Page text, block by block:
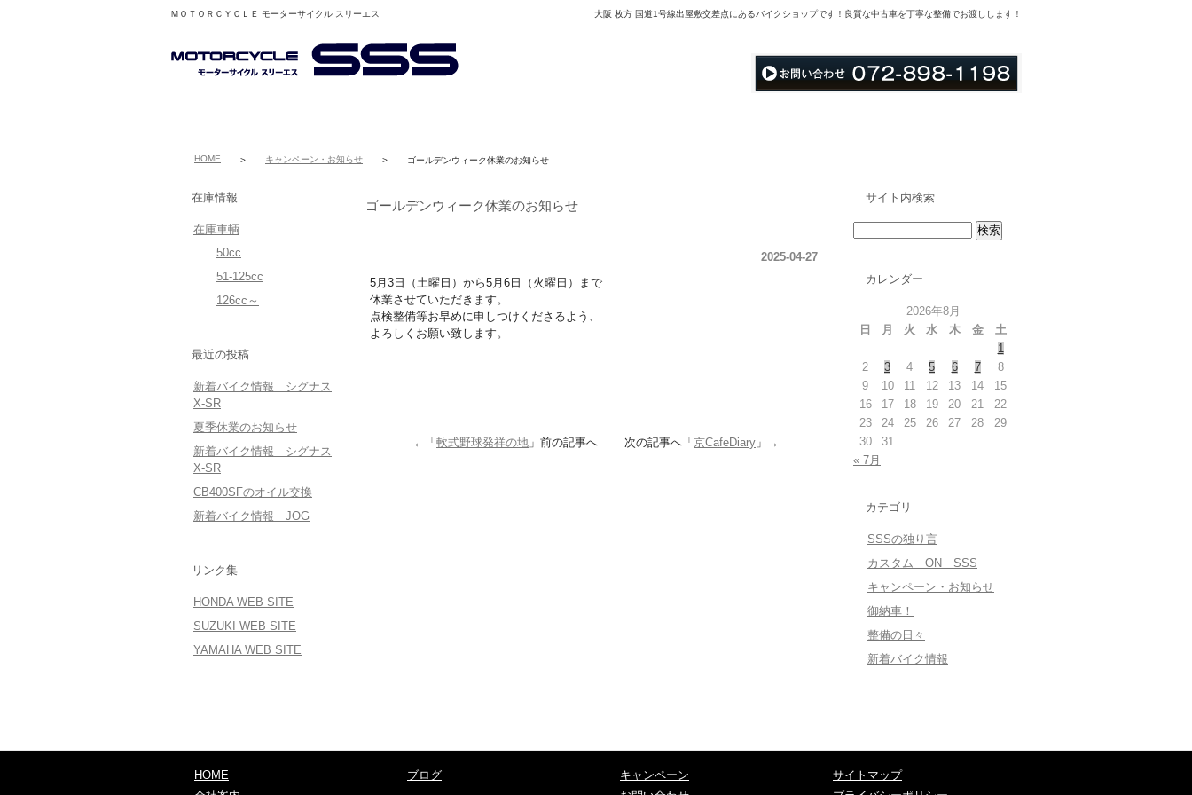
ＭＯＴＯＲＣＹＣＬＥ モーターサイクル スリーエス 大阪 枚方 国道1号線出屋敷交差点にあるバイクショップです！良質な中古車を丁寧な整備でお渡しします！
HOME > キャンペーン・お知らせ > ゴールデンウィーク休業のお知らせ
ゴールデンウィーク休業のお知らせ
2025-04-27
5月3日（土曜日）から5月6日（火曜日）まで
休業させていただきます。
点検整備等お早めに申しつけくださるよう、
よろしくお願い致します。
←「 軟式野球発祥の地 」前の記事へ 次の記事へ「 京CafeDiary 」→
サイト内検索
カレンダー
2026年8月
日
月 火 水 木 金
土
1
2
3 4 5 6 7
8
9
10 11 12 13 14
15
16
17 18 19 20 21
22
23
24 25 26 27 28
29
30
31
« 7月
カテゴリ
SSSの独り言
カスタム ON SSS
キャンペーン・お知らせ
御納車！
整備の日々
新着バイク情報
在庫情報
在庫車輌
50cc
51-125cc
126cc～
最近の投稿
新着バイク情報 シグナス
X-SR
夏季休業のお知らせ
新着バイク情報 シグナス
X-SR
CB400SFのオイル交換
新着バイク情報 JOG
リンク集
HONDA WEB SITE
SUZUKI WEB SITE
YAMAHA WEB SITE
HOME
ブログ
キャンペーン
サイトマップ